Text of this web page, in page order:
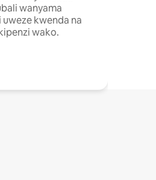
wanyama
uweze kwenda na
wako.